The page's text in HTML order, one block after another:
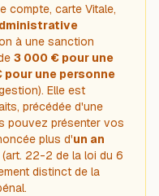
compte, carte Vitale,
à une sanction
3 000 € pour une
pour une personne
Elle est
précédée d'une
pouvez présenter vos
plus d'un an
22-2 de la loi du 6
distinct de la